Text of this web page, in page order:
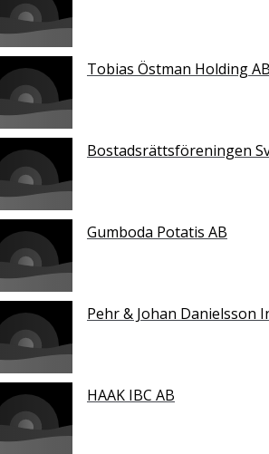
Tobias Östman Holding AB
Bostadsrättsföreningen
Gumboda Potatis AB
Pehr & Johan Danielsson
HAAK IBC AB